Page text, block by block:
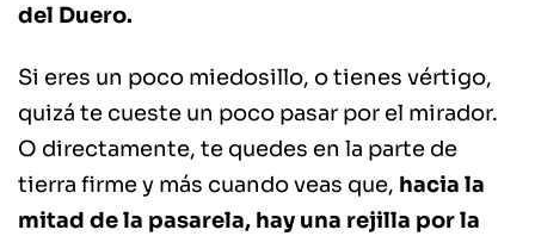
del Duero.
Si eres un poco miedosillo, o tienes vértigo,
quizá te cueste un poco pasar por el mirador.
O directamente, te quedes en la parte de
tierra firme y más cuando veas que, hacia la
mitad de la pasarela, hay una rejilla por la